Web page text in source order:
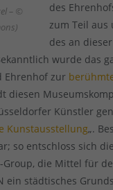
– ©
des
zum Teil aus
des an
wurde das
Ehrenhof zur
diesen
Künstler
Kunstausstellung„.
so entschloss sich
die Mittel für
ein städtisches